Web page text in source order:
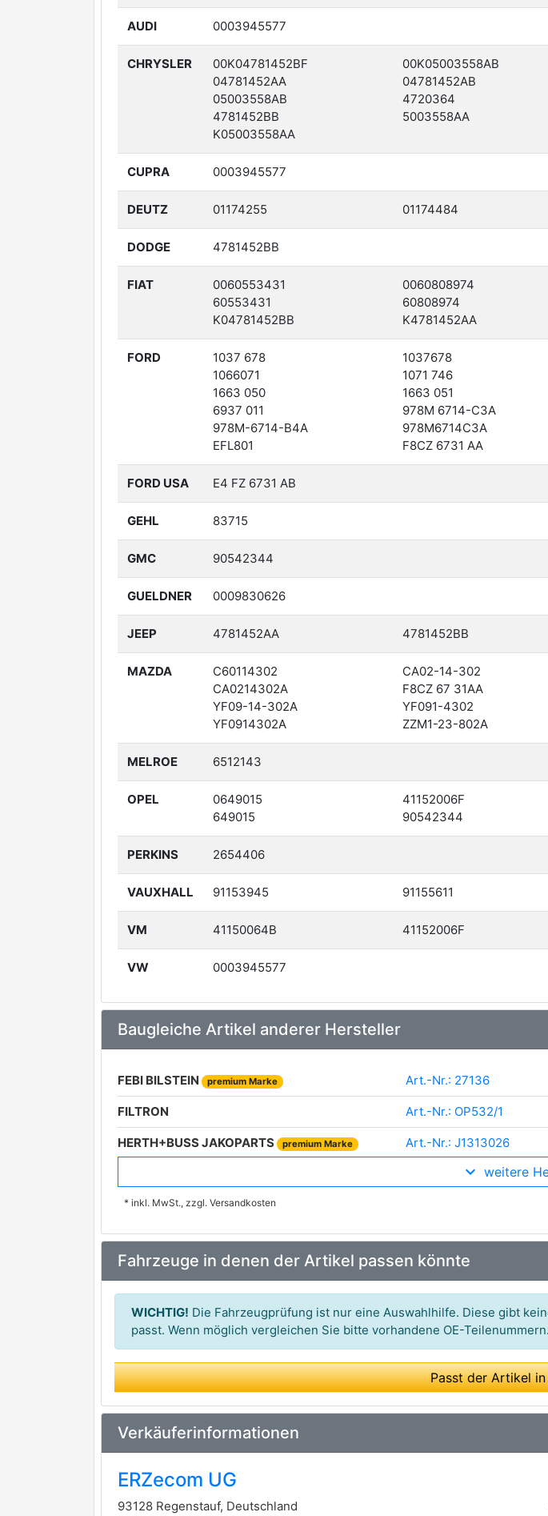
AUDI 0003945577
CHRYSLER 00K04781452BF 00K05003558AB
04781452AA
04781452AB
05003558AB
4720364
4781452BB
5003558AA
K05003558AA
CUPRA 0003945577
DEUTZ 01174255 01174484
DODGE 4781452BB
FIAT 0060553431 0060808974
60553431
60808974
K04781452BB
K4781452AA
FORD 1037 678 1037678
1066071
1071 746
1663 050
1663 051
6937 011
978M 6714-C3A
978M-6714-B4A
978M6714C3A
EFL801
F8CZ 6731 AA
FORD USA E4 FZ 6731 AB
GEHL 83715
GMC 90542344
GUELDNER 0009830626
JEEP 4781452AA 4781452BB
MAZDA C60114302 CA02-14-302
CA0214302A
F8CZ 67 31AA
YF09-14-302A
YF091-4302
YF0914302A
ZZM1-23-802A
MELROE 6512143
OPEL 0649015 41152006F
649015
90542344
PERKINS 2654406
VAUXHALL 91153945 91155611
VM 41150064B 41152006F
VW 0003945577
Baugleiche Artikel anderer Hersteller
FEBI BILSTEIN premium Marke Art.-Nr.: 27136
FILTRON Art.-Nr.: OP532/1
HERTH+BUSS JAKOPARTS premium Marke Art.-Nr.: J1313026
Art.-Nr.: LS348
KNECHT premium Marke
VALEO premium Marke Art.-Nr.: 586052
A.P. Art.-Nr.: AP1151
ACDelco Art.-Nr.: X4111E
ALCO FILTER Art.-Nr.: SP-977
AMC Filter Art.-Nr.: MO-538
ASAS Art.-Nr.: SP 856
ASHIKA
BLUE PRINT Art.-Nr.: ADM 52116
BOSCH
weitere
* inkl. MwSt., zzgl. Versandkosten
Fahrzeuge in denen der Artikel passen könnte
WICHTIG! Die Fahrzeugprüfung ist nur eine Auswahlhilfe. Diese gibt
passt. Wenn möglich vergleichen Sie bitte vorhandene OE-Teilenummern.
Passt der Artikel
Verkäuferinformationen
ERZecom UG
93128 Regenstauf, Deutschland